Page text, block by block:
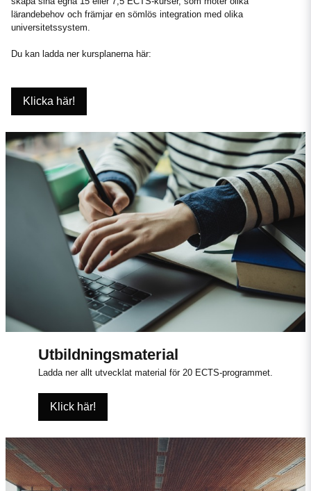
lärandebehov och främjar en sömlös integration med olika
universitetssystem.
Du kan ladda ner kursplanerna här:
Klicka här!
Utbildningsmaterial
Ladda ner allt utvecklat material för 20 ECTS-programmet.
Klick här!